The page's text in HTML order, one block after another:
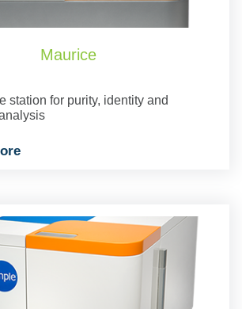
Maurice
station for purity, identity and